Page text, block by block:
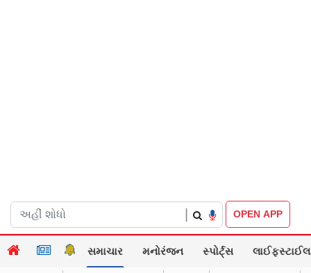
OPEN APP
સમાચાર મનોરંજન સ્પોર્ટ્સ લાઈફસ્ટાઈલ